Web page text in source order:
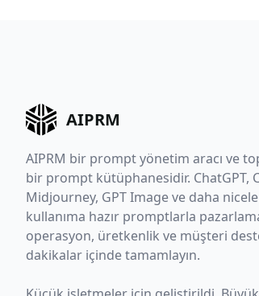
AIPRM
AIPRM bir prompt yönetim aracı ve
bir prompt kütüphanesidir. ChatGPT,
Midjourney, GPT Image ve daha
kullanıma hazır promptlarla
operasyon, üretkenlik ve müşteri
dakikalar içinde tamamlayın.